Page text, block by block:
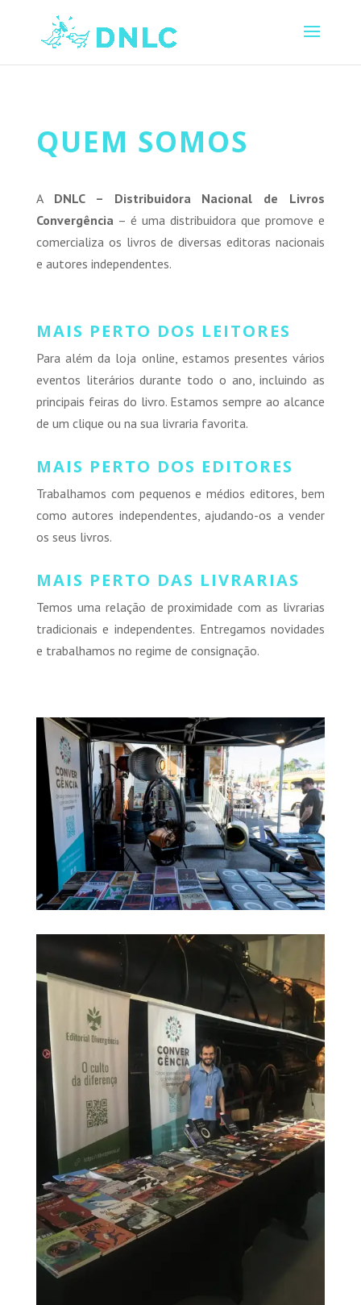
QUEM SOMOS
A DNLC – Distribuidora Nacional de Livros
Convergência– é uma distribuidora que promove e
comercializa os livros de diversas editoras nacionais
e autores independentes.
MAIS PERTO DOS LEITORES
Para além da loja online, estamos presentes vários
eventos literários durante todo o ano, incluindo as
principais feiras do livro. Estamos sempre ao alcance
de um clique ou na sua livraria favorita.
MAIS PERTO DOS EDITORES
Trabalhamos com pequenos e médios editores, bem
como autores independentes, ajudando-os a vender
os seus livros.
MAIS PERTO DAS LIVRARIAS
Temos uma relação de proximidade com as livrarias
tradicionais e independentes. Entregamos novidades
e trabalhamos no regime de consignação.